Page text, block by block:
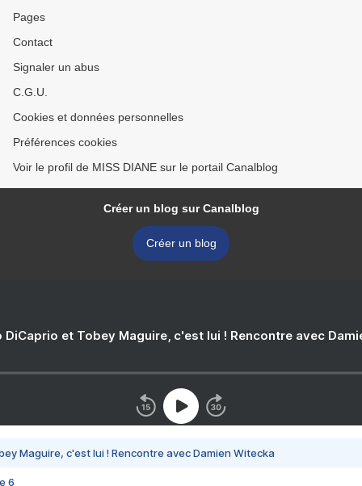
Pages
Contact
Signaler un abus
C.G.U.
Cookies et données personnelles
Préférences cookies
Voir le profil de MISS DIANE sur le portail Canalblog
Créer un blog sur Canalblog
Créer un blog
DiCaprio et Tobey Maguire, c'est lui ! Rencontre avec
Maguire, c'est lui ! Rencontre avec Damien Witecka
6